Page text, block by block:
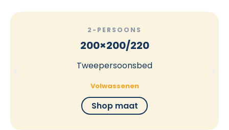
2-PERSOONS
200×200/220
Tweepersoonsbed
Volwassenen
Shop maat